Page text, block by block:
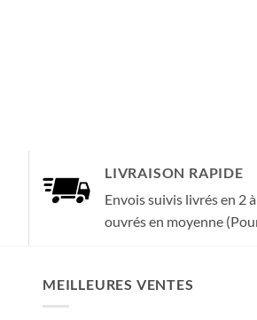
LIVRAISON RAPIDE
Envois suivis livrés en 2
ouvrés en moyenne
MEILLEURES VENTES